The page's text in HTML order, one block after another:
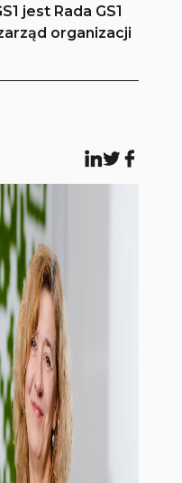
jest Rada GS1
organizacji